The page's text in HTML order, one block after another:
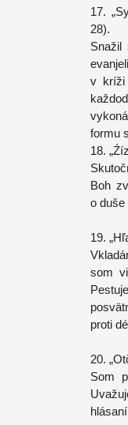
17.
28).
v kríži
formu
18.
Boh
o
19.
som
proti
20.
Som